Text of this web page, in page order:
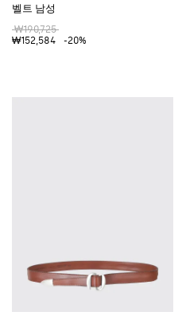
벨트 남성
₩190,725
₩152,584
-20%